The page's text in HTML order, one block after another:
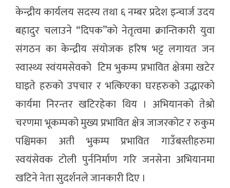
केन्द्रीय कार्यलय सदस्य तथा ६ नम्बर प्रदेश इन्चार्ज उदय
बहादुर चलाउने “दिपक”काे नेतृत्वमा क्रान्तिकारी युवा
संगठन का केन्द्रीय संयोजक हरिष भट्ट लगायत जन
स्वास्थ्य स्वंयमसेवकाे टिम भुकम्प प्रभावित क्षेत्रमा खटेर
घाइते हरुकाे उपचार र भत्किएका घरहरुकाे उद्धारकाे
कार्यमा निरन्तर खटिरहेका थिय । अभियानको तेश्राे
चरणमा भूकम्पको मुख्य प्रभावित क्षेत्र जाजरकोट र रुकुम
पश्चिमका अती भुकम्प प्रभावित गाउँबस्तीहरुमा
स्वयंसेवक टोली पुर्ननिर्माण गरि जनसेना अभियानमा
खटिने नेता सुदर्शनले जानकारी दिए ।